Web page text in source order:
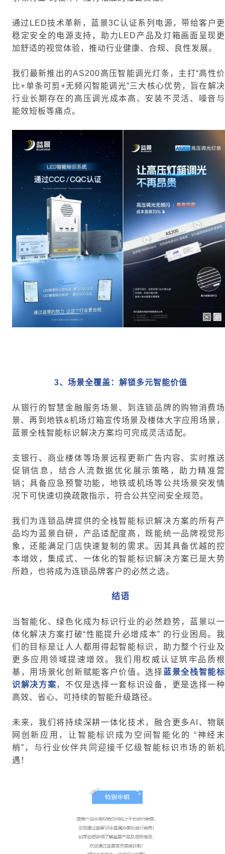
通过LED技术革新，蓝景3C认证系列电源，带给客户更
稳定安全的电源支持，助力LED产品及灯箱画面呈现更
加舒适的视觉体验，推动行业健康、合规、良性发展。
我们最新推出 的AS200高压智能调光灯条， 主打“高性价
比+单条可剪+无频闪智能调光”三大核心优势，旨在解决
行业长期存在的高压调光成本高、安装不灵活、噪音与
能效短板等痛点。
3、 场景全覆盖：解锁多元智能价值
从银行的智慧金融服务场景、到连锁品牌的购物消费场
景、再到地铁&机场灯箱宣传场景及楼体大字应用场景，
蓝景全栈智能标识解决方案均可完成灵活适配。
支银行、商业楼体等场景远程更新广告内容、实时推送
促销信息，结合人流数据优化展示策略，助力精准营
销；具备应急预警功能，地铁或机场等公共场景突发情
况下可快速切换疏散指示，符合公共空间安全规范。
我们为连锁品牌提供的全栈智能标识解决方案的所有产
品均为蓝景自研，产品适配度高，既能统一品牌视觉形
象，还能满足门店快速复制的需求。因其具备优越的控
本增效，集成式、一体化的智能标识解决方案已是大势
所趋，也将成为连锁品牌客户的必然之选。
结语
当智能化、绿色化成为标识行业的必然趋势，蓝景以一
体化解决方案打破“性能提升必增成本” 的行业困局。我
们的目标是让人人都用得起智能标识，助力整个行业及
更多应用领域提速增效。我们用权威认证筑牢品质根
基，用场景化创新赋能客户价值。选择蓝景全栈智能标
识解决方案，不仅是选择一套标识设备，更是选择一种
高效、省心、可持续的智能升级路径。
未来，我们将持续深耕一体化技术，融合更多AI、物联
网创新应用，让智能标识成为空间智能化的 “神经末
梢”，与行业伙伴共同迎接千亿级智能标识市场的新机
遇！